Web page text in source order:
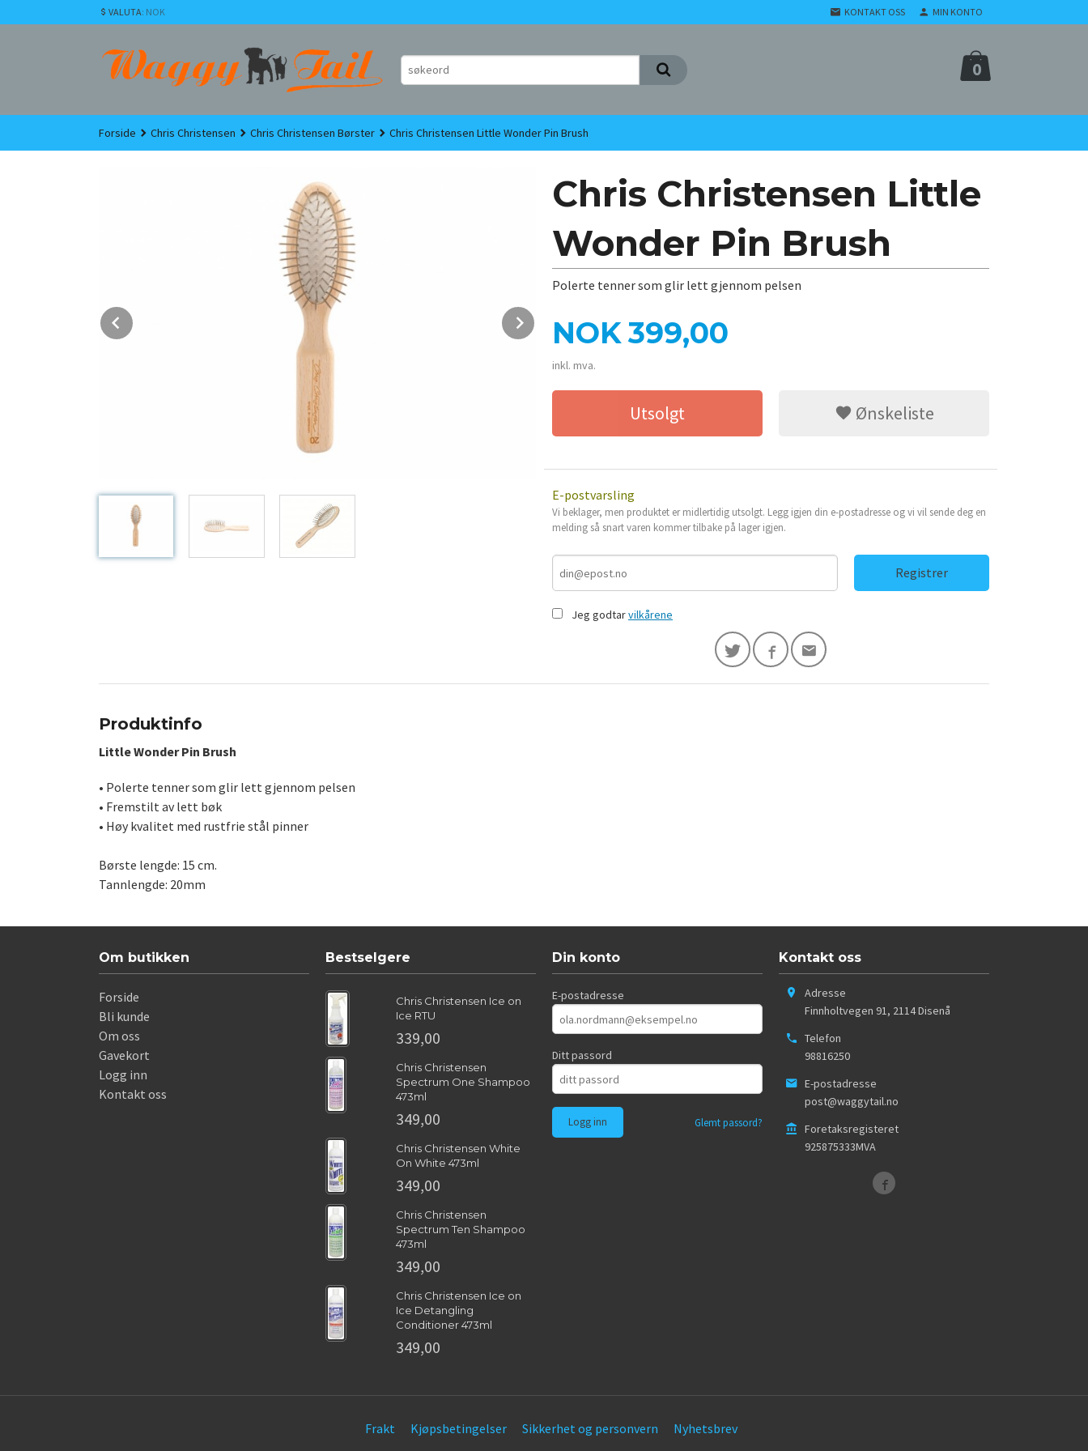
til
VALUTA: NOK KONTAKT OSS MIN KONTO
0
Forside Chris Christensen Chris Christensen Børster Chris Christensen Little Wonder Pin Brush
Next
Chris Christensen Little
Wonder Pin Brush
Polerte tenner som glir lett gjennom pelsen
Pris
NOK399,00
inkl. mva.
Utsolgt Ønskeliste
E-postvarsling
Vi beklager, men produktet er midlertidig utsolgt. Legg igjen din e-postadresse og vi vil sende deg en
melding så snart varen kommer tilbake på lager igjen.
Jeg godtarvilkårene
Registrer
Produktinfo
Little Wonder Pin Brush
• Polerte tenner som glir lett gjennom pelsen
• Fremstilt av lett bøk
• Høy kvalitet med rustfrie stål pinner
Børste lengde: 15 cm.
Tannlengde: 20mm
Om butikken
Forside
Bli kunde
Om oss
Gavekort
Logg inn
Kontakt oss
Bestselgere
Chris Christensen Ice on
Ice RTU
339,00
Chris Christensen
Spectrum One Shampoo
473ml
349,00
Chris Christensen White
On White 473ml
349,00
Chris Christensen
Spectrum Ten Shampoo
473ml
349,00
Chris Christensen Ice on
Ice Detangling
Conditioner 473ml
349,00
Din konto
E-postadresse
Ditt passord
Glemt passord?
Kontakt oss
Adresse
Finnholtvegen 91, 2114Disenå
Telefon
98816250
E-postadresse
post@waggytail.no
Foretaksregisteret
925875333MVA
Frakt Kjøpsbetingelser Sikkerhet og personvern Nyhetsbrev